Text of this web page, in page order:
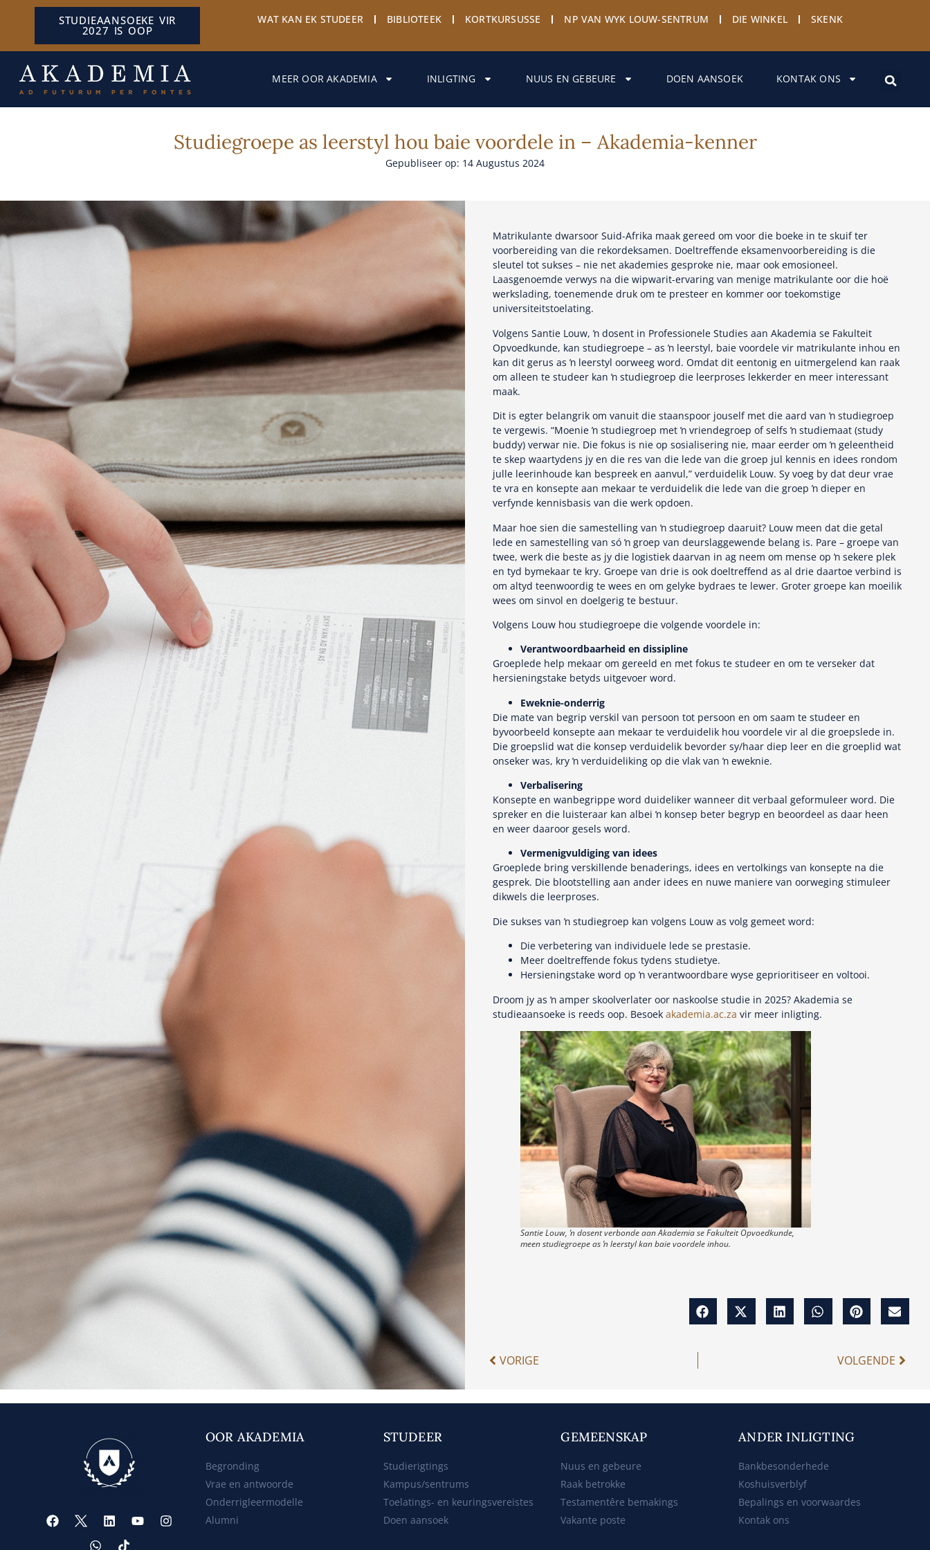
STUDIEAANSOEKE VIR
2027 IS OOP
WAT KAN EK STUDEER BIBLIOTEEK KORTKURSUSSE NP VAN WYK LOUW-SENTRUM DIE WINKEL SKENK
MEER OOR AKADEMIA INLIGTING NUUS EN GEBEURE DOEN AANSOEK KONTAK ONS
Studiegroepe as leerstyl hou baie voordele in – Akademia-kenner
Gepubliseer op: 14 Augustus 2024
Matrikulante dwarsoor Suid-Afrika maak gereed om voor die boeke in te skuif ter
voorbereiding van die rekordeksamen. Doeltreffende eksamenvoorbereiding is die
sleutel tot sukses – nie net akademies gesproke nie, maar ook emosioneel.
Laasgenoemde verwys na die wipwarit-ervaring van menige matrikulante oor die hoë
werkslading, toenemende druk om te presteer en kommer oor toekomstige
universiteitstoelating.
Volgens Santie Louw, ŉ dosent in Professionele Studies aan Akademia se Fakulteit
Opvoedkunde, kan studiegroepe – as ŉ leerstyl, baie voordele vir matrikulante inhou en
kan dit gerus as ŉ leerstyl oorweeg word. Omdat dit eentonig en uitmergelend kan raak
om alleen te studeer kan ŉ studiegroep die leerproses lekkerder en meer interessant
maak.
Dit is egter belangrik om vanuit die staanspoor jouself met die aard van ŉ studiegroep
te vergewis. “Moenie ŉ studiegroep met ŉ vriendegroep of selfs ŉ studiemaat (study
buddy) verwar nie. Die fokus is nie op sosialisering nie, maar eerder om ŉ geleentheid
te skep waartydens jy en die res van die lede van die groep jul kennis en idees rondom
julle leerinhoude kan bespreek en aanvul,” verduidelik Louw. Sy voeg by dat deur vrae
te vra en konsepte aan mekaar te verduidelik die lede van die groep ŉ dieper en
verfynde kennisbasis van die werk opdoen.
Maar hoe sien die samestelling van ŉ studiegroep daaruit? Louw meen dat die getal
lede en samestelling van só ŉ groep van deurslaggewende belang is. Pare – groepe van
twee, werk die beste as jy die logistiek daarvan in ag neem om mense op ŉ sekere plek
en tyd bymekaar te kry. Groepe van drie is ook doeltreffend as al drie daartoe verbind is
om altyd teenwoordig te wees en om gelyke bydraes te lewer. Groter groepe kan moeilik
wees om sinvol en doelgerig te bestuur.
Volgens Louw hou studiegroepe die volgende voordele in:
Verantwoordbaarheid en dissipline
Groeplede help mekaar om gereeld en met fokus te studeer en om te verseker dat
hersieningstake betyds uitgevoer word.
Eweknie-onderrig
Die mate van begrip verskil van persoon tot persoon en om saam te studeer en
byvoorbeeld konsepte aan mekaar te verduidelik hou voordele vir al die groepslede in.
Die groepslid wat die konsep verduidelik bevorder sy/haar diep leer en die groeplid wat
onseker was, kry ŉ verduideliking op die vlak van ŉ eweknie.
Verbalisering
Konsepte en wanbegrippe word duideliker wanneer dit verbaal geformuleer word. Die
spreker en die luisteraar kan albei ŉ konsep beter begryp en beoordeel as daar heen
en weer daaroor gesels word.
Vermenigvuldiging van idees
Groeplede bring verskillende benaderings, idees en vertolkings van konsepte na die
gesprek. Die blootstelling aan ander idees en nuwe maniere van oorweging stimuleer
dikwels die leerproses.
Die sukses van ŉ studiegroep kan volgens Louw as volg gemeet word:
Die verbetering van individuele lede se prestasie.
Meer doeltreffende fokus tydens studietye.
Hersieningstake word op ŉ verantwoordbare wyse geprioritiseer en voltooi.
Droom jy as ŉ amper skoolverlater oor naskoolse studie in 2025? Akademia se
studieaansoeke is reeds oop. Besoek akademia.ac.za vir meer inligting.
Santie Louw, ŉ dosent verbonde aan Akademia se Fakulteit Opvoedkunde,
meen studiegroepe as ŉ leerstyl kan baie voordele inhou.
VORIGE VOLGENDE
OOR AKADEMIA
Begronding
Vrae en antwoorde
Onderrigleermodelle
Alumni
STUDEER
Studierigtings
Kampus/sentrums
Toelatings- en keuringsvereistes
Doen aansoek
GEMEENSKAP
Nuus en gebeure
Raak betrokke
Testamentêre bemakings
Vakante poste
ANDER INLIGTING
Bankbesonderhede
Koshuisverblyf
Bepalings en voorwaardes
Kontak ons